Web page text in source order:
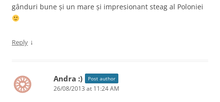
gânduri bune și un mare și impresionant steag al Poloniei
Reply ↓
Andra :) Post author
26/08/2013 at 11:24 AM